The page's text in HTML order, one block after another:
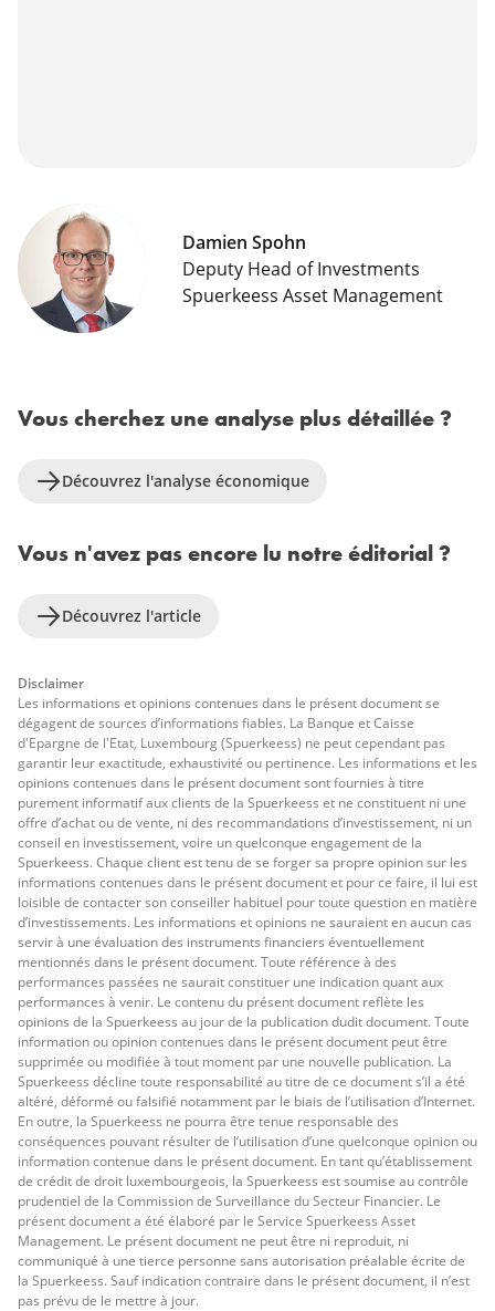
Damien Spohn
Deputy Head of Investments
Spuerkeess Asset Management
Vous cherchez une analyse plus détaillée ?
Découvrez l'analyse économique
Vous n'avez pas encore lu notre éditorial ?
Découvrez l'article
Disclaimer
Les informations et opinions contenues dans le présent document se
dégagent de sources d’informations fiables. La Banque et Caisse
d'Epargne de l'Etat, Luxembourg (Spuerkeess) ne peut cependant pas
garantir leur exactitude, exhaustivité ou pertinence. Les informations et les
opinions contenues dans le présent document sont fournies à titre
purement informatif aux clients de la Spuerkeess et ne constituent ni une
offre d’achat ou de vente, ni des recommandations d’investissement, ni un
conseil en investissement, voire un quelconque engagement de la
Spuerkeess. Chaque client est tenu de se forger sa propre opinion sur les
informations contenues dans le présent document et pour ce faire, il lui est
loisible de contacter son conseiller habituel pour toute question en matière
d’investissements. Les informations et opinions ne sauraient en aucun cas
servir à une évaluation des instruments financiers éventuellement
mentionnés dans le présent document. Toute référence à des
performances passées ne saurait constituer une indication quant aux
performances à venir. Le contenu du présent document reflète les
opinions de la Spuerkeess au jour de la publication dudit document. Toute
information ou opinion contenues dans le présent document peut être
supprimée ou modifiée à tout moment par une nouvelle publication. La
Spuerkeess décline toute responsabilité au titre de ce document s’il a été
altéré, déformé ou falsifié notamment par le biais de l’utilisation d’Internet.
En outre, la Spuerkeess ne pourra être tenue responsable des
conséquences pouvant résulter de l’utilisation d’une quelconque opinion ou
information contenue dans le présent document. En tant qu’établissement
de crédit de droit luxembourgeois, la Spuerkeess est soumise au contrôle
prudentiel de la Commission de Surveillance du Secteur Financier. Le
présent document a été élaboré par le Service Spuerkeess Asset
Management. Le présent document ne peut être ni reproduit, ni
communiqué à une tierce personne sans autorisation préalable écrite de
la Spuerkeess. Sauf indication contraire dans le présent document, il n’est
pas prévu de le mettre à jour.